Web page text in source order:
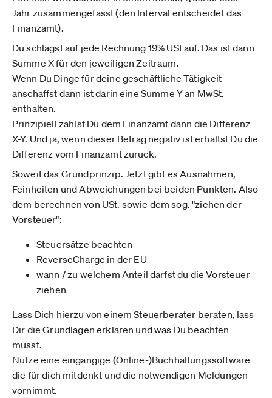
Jahr zusammengefasst (den Interval entscheidet das
Finanzamt).
Du schlägst auf jede Rechnung 19% USt auf. Das ist dann
Summe X für den jeweiligen Zeitraum.
Wenn Du Dinge für deine geschäftliche Tätigkeit
anschaffst dann ist darin eine Summe Y an MwSt.
enthalten.
Prinzipiell zahlst Du dem Finanzamt dann die Differenz
X-Y. Und ja, wenn dieser Betrag negativ ist erhältst Du die
Differenz vom Finanzamt zurück.
Soweit das Grundprinzip. Jetzt gibt es Ausnahmen,
Feinheiten und Abweichungen bei beiden Punkten. Also
dem berechnen von USt. sowie dem sog. "ziehen der
Vorsteuer":
Steuersätze beachten
ReverseCharge in der EU
wann / zu welchem Anteil darfst du die Vorsteuer
ziehen
Lass Dich hierzu von einem Steuerberater beraten, lass
Dir die Grundlagen erklären und was Du beachten
musst.
Nutze eine eingängige (Online-)Buchhaltungssoftware
die für dich mitdenkt und die notwendigen Meldungen
vornimmt.